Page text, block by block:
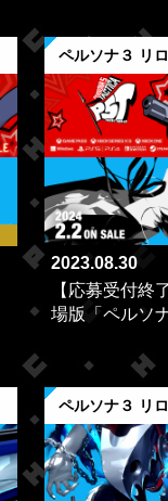
ペルソナ３ リ
2023.08.30
【応募受付終
場版「ペルソ
ペルソナ３ リ